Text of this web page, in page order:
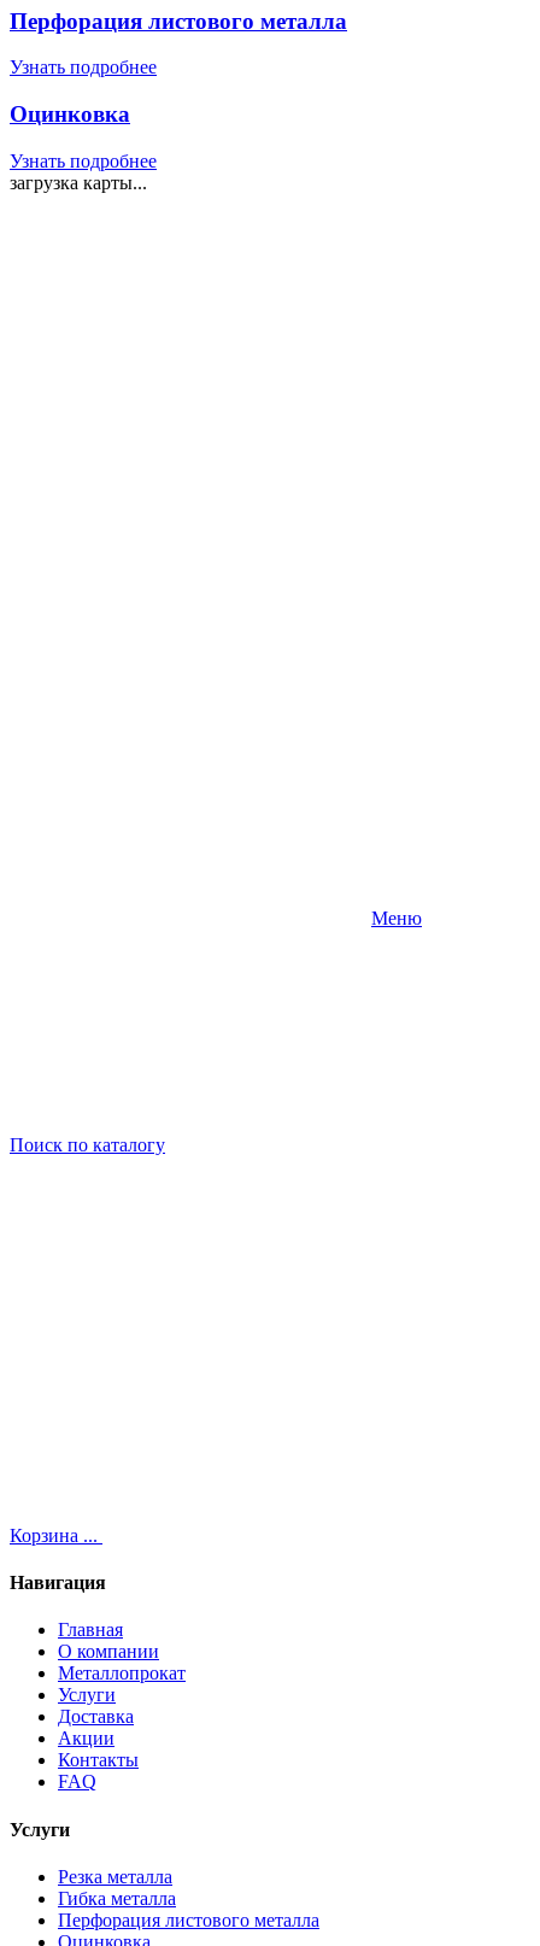
Перфорация листового металла
Узнать подробнее
Оцинковка
Узнать подробнее
загрузка карты...
Меню
Поиск по каталогу
Корзина ...
Навигация
Главная
О компании
Металлопрокат
Услуги
Доставка
Акции
Контакты
FAQ
Услуги
Резка металла
Гибка металла
Перфорация листового металла
Оцинковка